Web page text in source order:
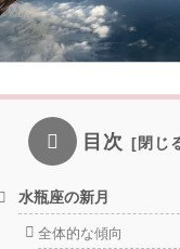
目次
水瓶座の新月
全体的な傾向